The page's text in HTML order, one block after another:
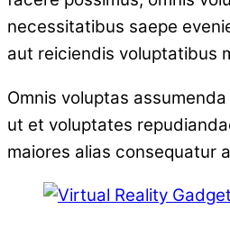
necessitatibus saepe
aut reiciendis voluptatibus
Omnis voluptas
ut et voluptates
maiores alias consequatur